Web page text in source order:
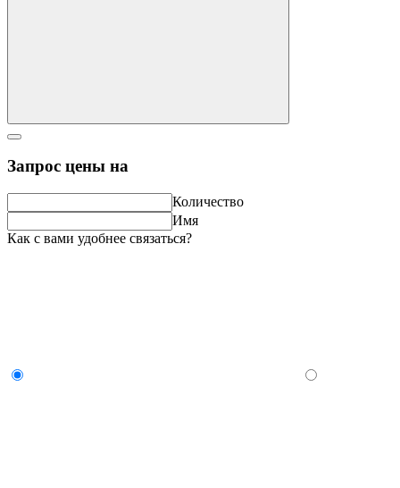
Запрос цены на
Количество
Имя
Как с вами удобнее связаться?